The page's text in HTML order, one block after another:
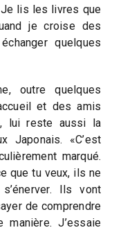
lis les livres que
je croise des
quelques
outre quelques
et des amis
lui reste aussi la
Japonais. «C’est
marqué.
que tu veux, ils ne
Ils vont
de comprendre
J’essaie